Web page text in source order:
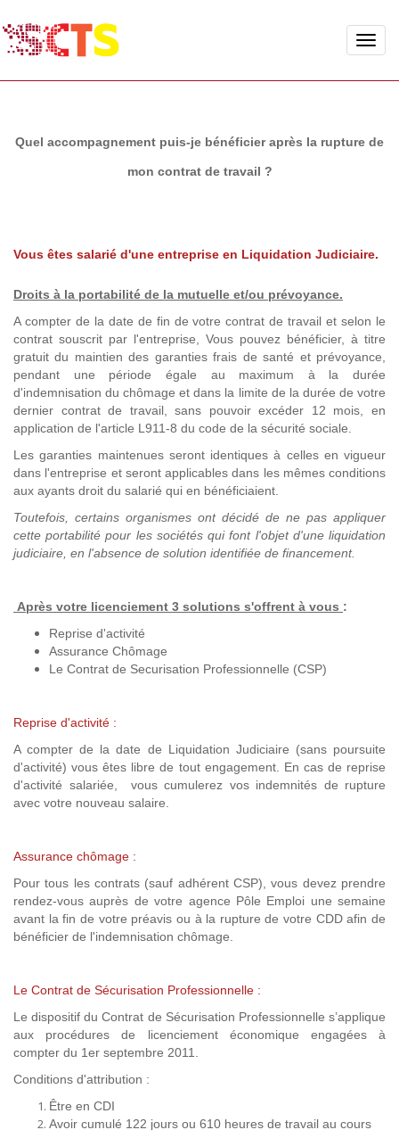
Toggle
Quel accompagnement puis-je bénéficier après la rupture de
mon contrat de travail ?
Vous êtes salarié d'une entreprise en Liquidation Judiciaire.
Droits à la portabilité de la mutuelle et/ou prévoyance.
A compter de la date de fin de votre contrat de travail et selon le
contrat souscrit par l'entreprise, Vous pouvez bénéficier, à titre
gratuit du maintien des garanties frais de santé et prévoyance,
pendant une période égale au maximum à la durée
d'indemnisation du chômage et dans la limite de la durée de votre
dernier contrat de travail, sans pouvoir excéder 12 mois, en
application de l'article L911-8 du code de la sécurité sociale.
Les garanties maintenues seront identiques à celles en vigueur
dans l'entreprise et seront applicables dans les mêmes conditions
aux ayants droit du salarié qui en bénéficiaient.
Toutefois, certains organismes ont décidé de ne pas appliquer
cette portabilité pour les sociétés qui font l'objet d'une liquidation
judiciaire, en l'absence de solution identifiée de financement.
Après votre licenciement 3 solutions s'offrent à vous :
Reprise d'activité
Assurance Chômage
Le Contrat de Securisation Professionnelle (CSP)
Reprise d'activité :
A compter de la date de Liquidation Judiciaire (sans poursuite
d'activité) vous êtes libre de tout engagement. En cas de reprise
d'activité salariée, vous cumulerez vos indemnités de rupture
avec votre nouveau salaire.
Assurance chômage :
Pour tous les contrats (sauf adhérent CSP), vous devez prendre
rendez-vous auprès de votre agence Pôle Emploi une semaine
avant la fin de votre préavis ou à la rupture de votre CDD afin de
bénéficier de l'indemnisation chômage.
Le Contrat de Sécurisation Professionnelle :
Le dispositif du Contrat de Sécurisation Professionnelle s’applique
aux procédures de licenciement économique engagées à
compter du 1er septembre 2011.
Conditions d'attribution :
Être en CDI
Avoir cumulé 122 jours ou 610 heures de travail au cours